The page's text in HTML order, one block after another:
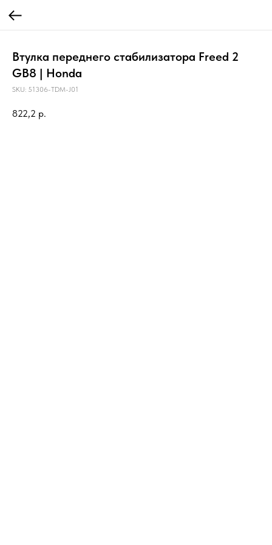
Втулка переднего стабилизатора Freed 2
GB8 | Honda
SKU: 51306-TDM-J01
822,2 р.